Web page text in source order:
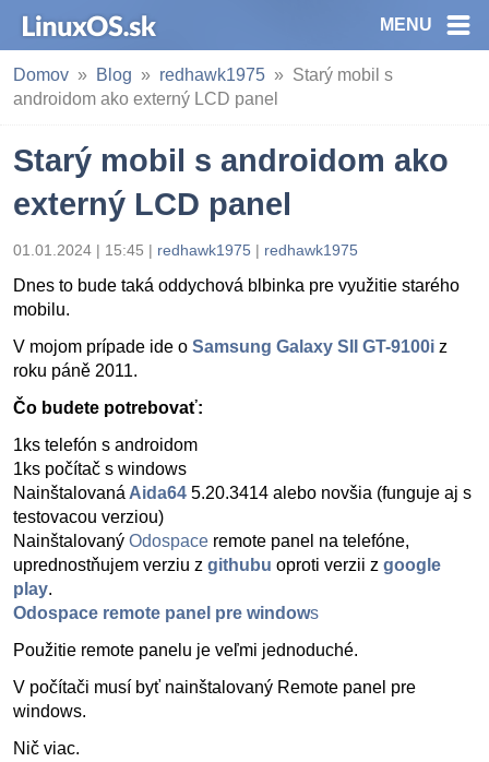
MENU
Domov Blog redhawk1975
Starý mobil s
androidom ako externý LCD panel
Starý mobil s androidom ako
externý LCD panel
01.01.2024 | 15:45 | redhawk1975 | redhawk1975
Dnes to bude taká oddychová blbinka pre využitie starého
mobilu.
V mojom prípade ide o Samsung Galaxy SII GT-9100i z
roku páně 2011.
Čo budete potrebovať:
1ks telefón s androidom
1ks počítač s windows
Nainštalovaná Aida64 5.20.3414 alebo novšia (funguje aj s
testovacou verziou)
Nainštalovaný Odospace remote panel na telefóne,
uprednostňujem verziu z githubu oproti verzii z google
play.
Odospace remote panel pre windows
Použitie remote panelu je veľmi jednoduché.
V počítači musí byť nainštalovaný Remote panel pre
windows.
Nič viac.